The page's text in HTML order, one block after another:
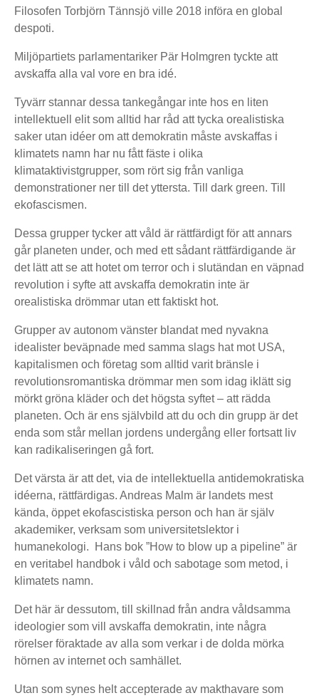
Filosofen Torbjörn Tännsjö ville 2018 införa en global
despoti.
Miljöpartiets parlamentariker Pär Holmgren tyckte att
avskaffa alla val vore en bra idé.
Tyvärr stannar dessa tankegångar inte hos en liten
intellektuell elit som alltid har råd att tycka orealistiska
saker utan idéer om att demokratin måste avskaffas i
klimatets namn har nu fått fäste i olika
klimataktivistgrupper, som rört sig från vanliga
demonstrationer ner till det yttersta. Till dark green. Till
ekofascismen.
Dessa grupper tycker att våld är rättfärdigt för att annars
går planeten under, och med ett sådant rättfärdigande är
det lätt att se att hotet om terror och i slutändan en väpnad
revolution i syfte att avskaffa demokratin inte är
orealistiska drömmar utan ett faktiskt hot.
Grupper av autonom vänster blandat med nyvakna
idealister beväpnade med samma slags hat mot USA,
kapitalismen och företag som alltid varit bränsle i
revolutionsromantiska drömmar men som idag iklätt sig
mörkt gröna kläder och det högsta syftet – att rädda
planeten. Och är ens självbild att du och din grupp är det
enda som står mellan jordens undergång eller fortsatt liv
kan radikaliseringen gå fort.
Det värsta är att det, via de intellektuella antidemokratiska
idéerna, rättfärdigas. Andreas Malm är landets mest
kända, öppet ekofascistiska person och han är själv
akademiker, verksam som universitetslektor i
humanekologi. Hans bok ”How to blow up a pipeline” är
en veritabel handbok i våld och sabotage som metod, i
klimatets namn.
Det här är dessutom, till skillnad från andra våldsamma
ideologier som vill avskaffa demokratin, inte några
rörelser föraktade av alla som verkar i de dolda mörka
hörnen av internet och samhället.
Utan som synes helt accepterade av makthavare som